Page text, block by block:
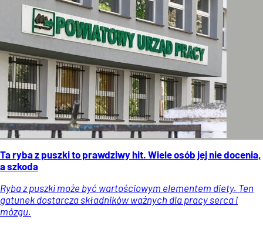
Ta ryba z puszki to prawdziwy hit. Wiele osób jej nie docenia,
a szkoda
Ryba z puszki może być wartościowym elementem diety. Ten
gatunek dostarcza składników ważnych dla pracy serca i
mózgu.